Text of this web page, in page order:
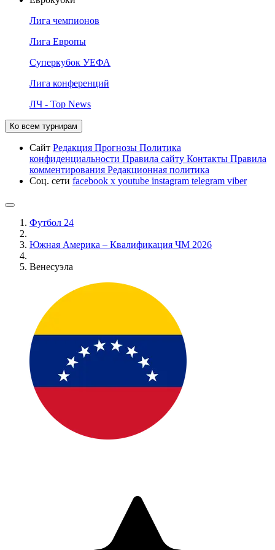
Лига чемпионов
Лига Европы
Суперкубок УЕФА
Лига конференций
ЛЧ - Top News
Ко всем турнирам
Сайт Редакция Прогнозы Политика
конфиденциальности Правила сайту Контакты Правила
комментирования Редакционная политика
Соц. сети facebook x youtube instagram telegram viber
Футбол 24
Южная Америка – Квалификация ЧМ 2026
Венесуэла